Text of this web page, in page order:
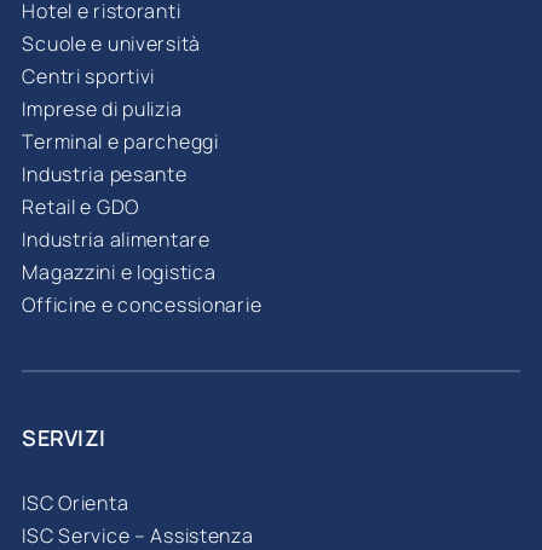
Hotel e ristoranti
Scuole e università
Centri sportivi
Imprese di pulizia
Terminal e parcheggi
Industria pesante
Retail e GDO
Industria alimentare
Magazzini e logistica
Officine e concessionarie
SERVIZI
ISC Orienta
ISC Service – Assistenza